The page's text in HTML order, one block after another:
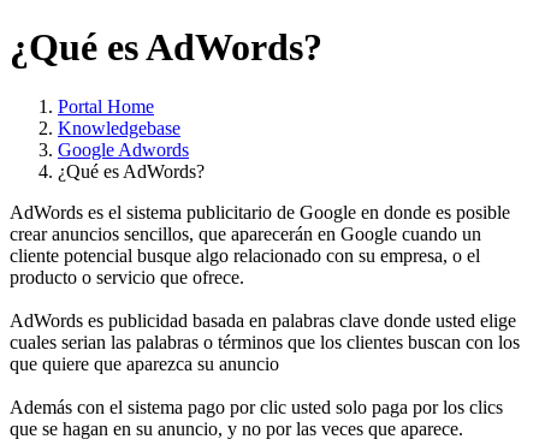
¿Qué es AdWords?
Portal Home
Knowledgebase
Google Adwords
¿Qué es AdWords?
AdWords es el sistema publicitario de Google en donde es posible
crear anuncios sencillos, que aparecerán en Google cuando un
cliente potencial busque algo relacionado con su empresa, o el
producto o servicio que ofrece.
AdWords es publicidad basada en palabras clave donde usted elige
cuales serian las palabras o términos que los clientes buscan con los
que quiere que aparezca su anuncio
Además con el sistema pago por clic usted solo paga por los clics
que se hagan en su anuncio, y no por las veces que aparece.